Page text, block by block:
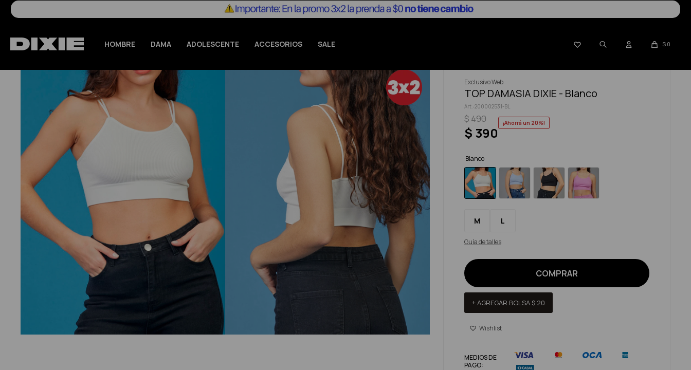
HOMBRE DAMA ADOLESCENTE ACCESORIOS SALE  $ 0
Exclusivo Web
TOP DAMASIA DIXIE - Blanco
200002531-BL
$ 390
$490 20
Blanco
M L
Guía de talles
COMPRAR
+ AGREGAR BOLSA$ 20
MEDIOS DE
PAGO: